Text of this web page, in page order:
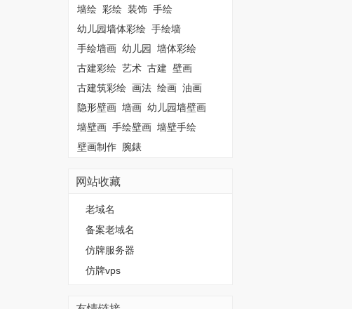
墙绘 彩绘 装饰 手绘
幼儿园墙体彩绘 手绘墙
手绘墙画 幼儿园
墙体彩绘
古建彩绘 艺术 古建 壁画
古建筑彩绘 画法 绘画 油画
隐形壁画 墙画 幼儿园墙壁画
墙壁画 手绘壁画 墙壁手绘
壁画制作 腕錶
网站收藏
老域名
备案老域名
仿牌服务器
仿牌vps